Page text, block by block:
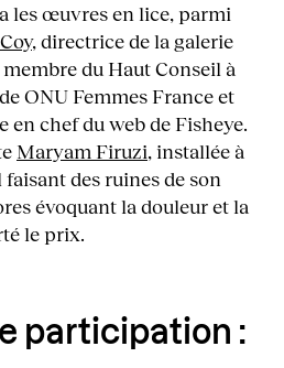
les œuvres en lice, parmi
, directrice de la galerie
du Haut Conseil à
ONU Femmes France et
en chef du web de Fisheye.
Maryam Firuzi, installée à
des ruines de son
évoquant la douleur et la
le prix.
participation :